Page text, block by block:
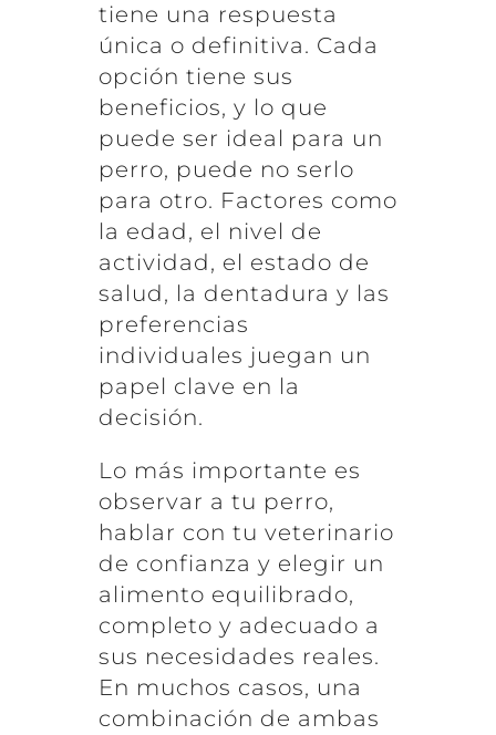
tiene una respuesta
única o definitiva. Cada
opción tiene sus
beneficios, y lo que
puede ser ideal para un
perro, puede no serlo
para otro. Factores como
la edad, el nivel de
actividad, el estado de
salud, la dentadura y las
preferencias
individuales juegan un
papel clave en la
decisión.
Lo más importante es
observar a tu perro,
hablar con tu veterinario
de confianza y elegir un
alimento equilibrado,
completo y adecuado a
sus necesidades reales.
En muchos casos, una
combinación de ambas